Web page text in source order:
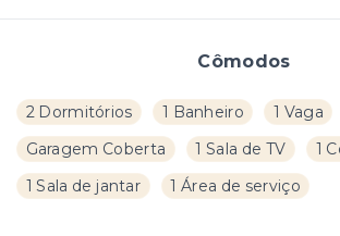
Cômodos
2 Dormitórios 1 Banheiro
1 Vaga
Garagem Coberta
1 Sala de TV
1
1 Sala de jantar
1 Área de serviço